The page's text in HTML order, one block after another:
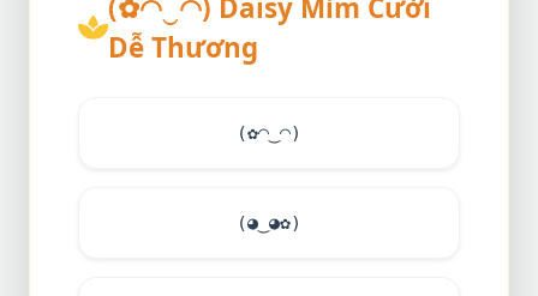
(✿◠‿◠) Daisy Mỉm Cười
Dễ Thương
(✿◠‿◠)
(◕‿◕✿)